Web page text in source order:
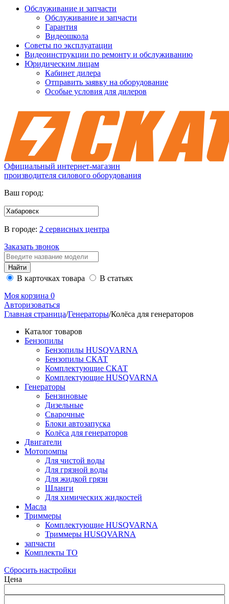
Обслуживание и запчасти
Обслуживание и запчасти
Гарантия
Видеошкола
Советы по эксплуатации
Видеоинструкции по ремонту и обслуживанию
Юридическим лицам
Кабинет дилера
Отправить заявку на оборудование
Особые условия для дилеров
Официальный интернет-магазин
производителя силового оборудования
Ваш город:
В городе: 2 сервисных центра
Заказать звонок
В карточках товара
В статьях
Моя корзина 0
Авторизоваться
Главная страница/Генераторы/Колёса для генераторов
Каталог товаров
Бензопилы
Бензопилы HUSQVARNA
Бензопилы СКАТ
Комплектующие СКАТ
Комплектующие HUSQVARNA
Генераторы
Бензиновые
Дизельные
Сварочные
Блоки автозапуска
Колёса для генераторов
Двигатели
Мотопомпы
Для чистой воды
Для грязной воды
Для жидкой грязи
Шланги
Для химических жидкостей
Масла
Триммеры
Комплектующие HUSQVARNA
Триммеры HUSQVARNA
запчасти
Комплекты ТО
Сбросить настройки
Цена